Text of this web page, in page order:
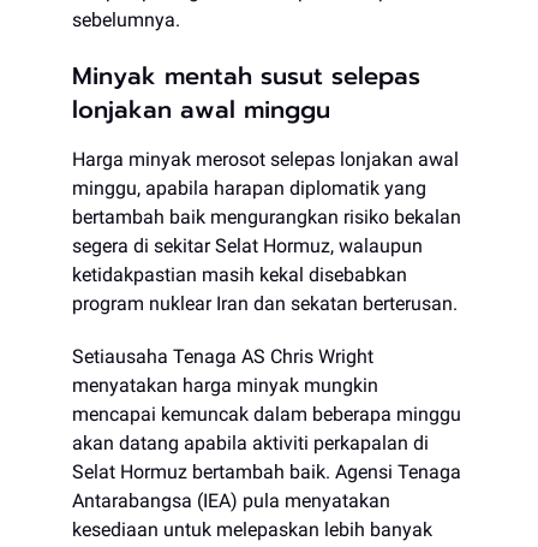
sebelumnya.
Minyak mentah susut selepas
lonjakan awal minggu
Harga minyak merosot selepas lonjakan awal
minggu, apabila harapan diplomatik yang
bertambah baik mengurangkan risiko bekalan
segera di sekitar Selat Hormuz, walaupun
ketidakpastian masih kekal disebabkan
program nuklear Iran dan sekatan berterusan.
Setiausaha Tenaga AS Chris Wright
menyatakan harga minyak mungkin
mencapai kemuncak dalam beberapa minggu
akan datang apabila aktiviti perkapalan di
Selat Hormuz bertambah baik. Agensi Tenaga
Antarabangsa (IEA) pula menyatakan
kesediaan untuk melepaskan lebih banyak